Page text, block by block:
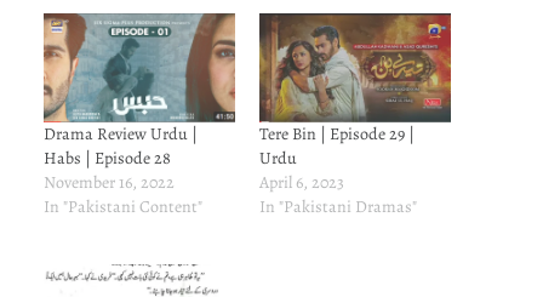
Drama Review Urdu |
Habs | Episode 28
November 16, 2022
In "Pakistani Content"
Tere Bin | Episode 29 |
Urdu
April 6, 2023
In "Pakistani Dramas"